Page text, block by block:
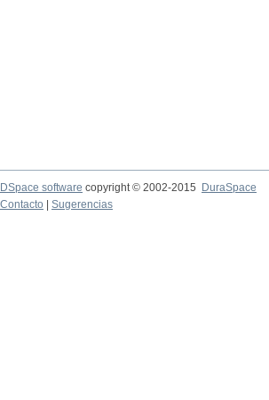
DSpace software copyright © 2002-2015
DuraSpace
Contacto
Sugerencias